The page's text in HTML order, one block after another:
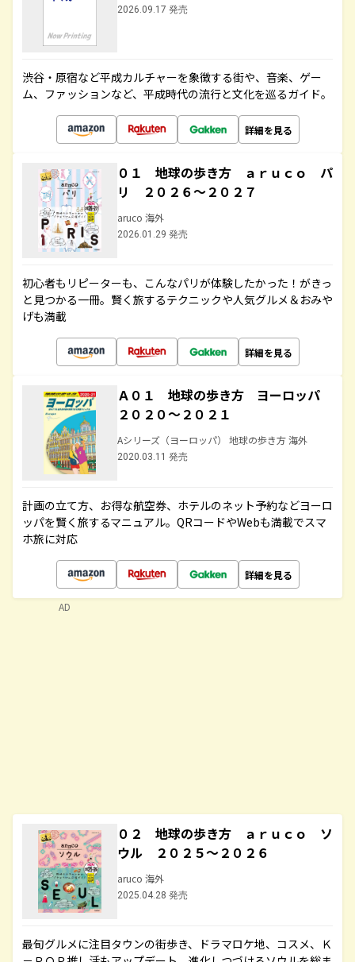
2026.09.17 発売
渋谷・原宿など平成カルチャーを象徴する街や、音楽、ゲー
ム、ファッションなど、平成時代の流行と文化を巡るガイド。
詳細を見る
０１ 地球の歩き方 ａｒｕｃｏ パ
リ ２０２６～２０２７
aruco 海外
2026.01.29 発売
初心者もリピーターも、こんなパリが体験したかった！がきっ
と見つかる一冊。賢く旅するテクニックや人気グルメ＆おみや
げも満載
詳細を見る
Ａ０１ 地球の歩き方 ヨーロッパ
２０２０～２０２１
Aシリーズ（ヨーロッパ） 地球の歩き方 海外
2020.03.11 発売
計画の立て方、お得な航空券、ホテルのネット予約などヨーロ
ッパを賢く旅するマニュアル。QRコードやWebも満載でスマ
ホ旅に対応
詳細を見る
０２ 地球の歩き方 ａｒｕｃｏ ソ
ウル ２０２５～２０２６
aruco 海外
2025.04.28 発売
最旬グルメに注目タウンの街歩き、ドラマロケ地、コスメ、Ｋ
AD